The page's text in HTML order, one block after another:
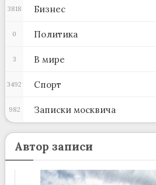
Бизнес
3818
Политика
0
В мире
3
Спорт
3492
Записки москвича
982
Автор записи